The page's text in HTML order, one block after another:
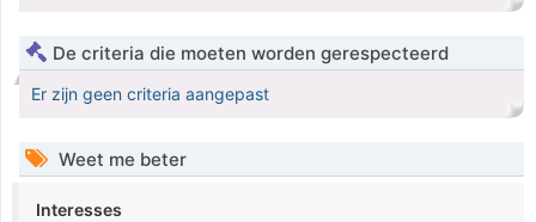
De criteria die moeten worden gerespecteerd
Er zijn geen criteria aangepast
Weet me beter
Interesses